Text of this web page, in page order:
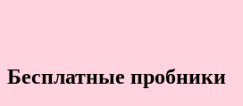
Бесплатные пробники